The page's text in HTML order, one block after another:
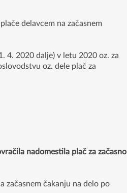
delavcem na začasnem
4. 2020 dalje) v letu 2020 oz. za
oz. dele plač za
nadomestila plač za začasno
začasnem čakanju na delo po